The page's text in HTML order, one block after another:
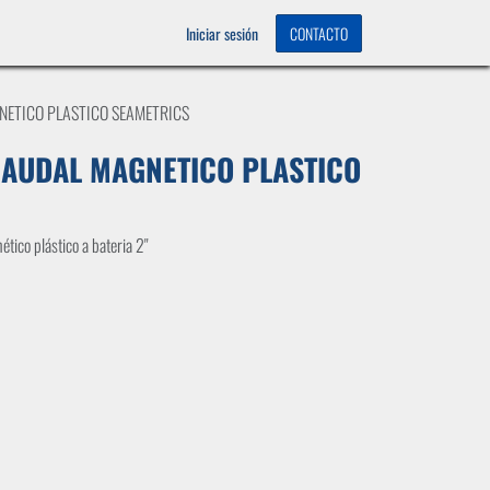
Iniciar sesión CONTACTO
PLASTICO SEAMETRICS
MAGNETICO PLASTICO
plástico a bateria 2"